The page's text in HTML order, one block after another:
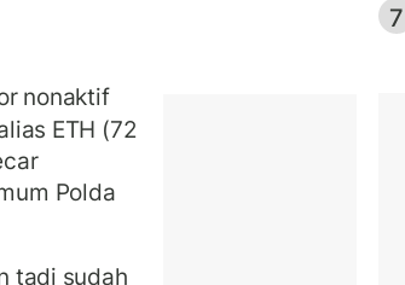
nonaktif
ETH (72
Polda
tadi sudah
7